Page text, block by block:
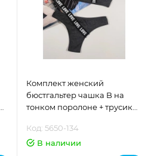
Комплект женский
бюстгальтер чашка B на
тонком поролоне + трусики
Код: 5650-134
В наличии